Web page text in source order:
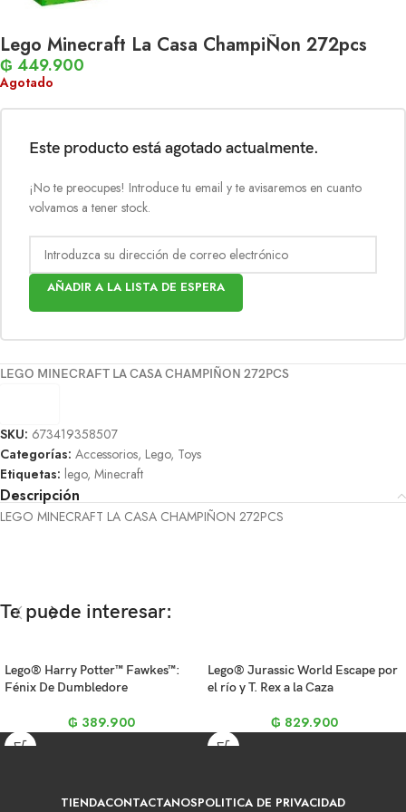
Lego Minecraft La Casa ChampiÑon 272pcs
₲ 449.900
Agotado
Este producto está agotado actualmente.
¡No te preocupes! Introduce tu email y te avisaremos en cuanto
volvamos a tener stock.
AÑADIR A LA LISTA DE ESPERA
LEGO MINECRAFT LA CASA CHAMPIÑON 272PCS
SKU: 673419358507
Categorías: Accessorios, Lego, Toys
Etiquetas: lego, Minecraft
Descripción
LEGO MINECRAFT LA CASA CHAMPIÑON 272PCS
Te puede interesar:
Lego® Harry Potter™ Fawkes™:
Fénix De Dumbledore
₲ 389.900
Lego® Jurassic World Escape por
el río y T. Rex a la Caza
₲ 829.900
TIENDACONTACTANOSPOLITICA DE PRIVACIDAD